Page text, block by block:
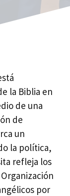
la Biblia en
de una
de
un
la política,
refleja los
por